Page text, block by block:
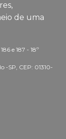
de uma
e 187 - 18º
-SP, CEP: 01310-